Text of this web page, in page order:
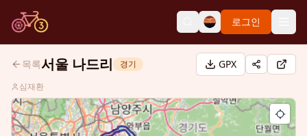
로그인
목록서울 나드리 경기 GPX
심재환